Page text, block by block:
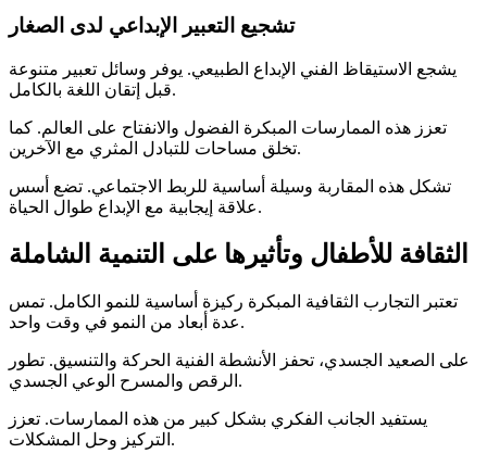
تشجيع التعبير الإبداعي لدى الصغار
يشجع الاستيقاظ الفني الإبداع الطبيعي. يوفر وسائل تعبير متنوعة
قبل إتقان اللغة بالكامل.
تعزز هذه الممارسات المبكرة الفضول والانفتاح على العالم. كما
تخلق مساحات للتبادل المثري مع الآخرين.
تشكل هذه المقاربة وسيلة أساسية للربط الاجتماعي. تضع أسس
علاقة إيجابية مع الإبداع طوال الحياة.
الثقافة للأطفال وتأثيرها على التنمية الشاملة
تعتبر التجارب الثقافية المبكرة ركيزة أساسية للنمو الكامل. تمس
عدة أبعاد من النمو في وقت واحد.
على الصعيد الجسدي، تحفز الأنشطة الفنية الحركة والتنسيق. تطور
الرقص والمسرح الوعي الجسدي.
يستفيد الجانب الفكري بشكل كبير من هذه الممارسات. تعزز
التركيز وحل المشكلات.